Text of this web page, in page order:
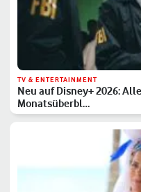
TV & ENTERTAINMENT
Neu auf Disney+ 2026:
Monatsüberbl…